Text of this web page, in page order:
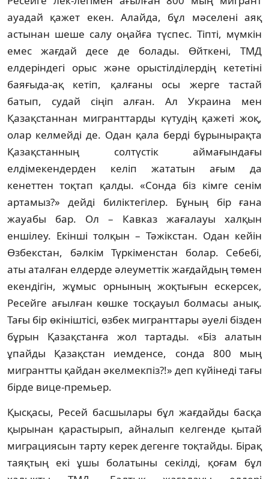
ауадай қажет екен. Алайда, бұл мәселенi аяқ
астынан шеше салу оңайға түспес. Тiптi, мүмкiн
емес жағдай десе де болады. Өйткенi, ТМД
елдерiндегi орыс және орыстiлдiлердiң кететiнi
баяғыда-ақ кетiп, қалғаны осы жерге тастай
батып, судай сiңiп алған. Ал Украина мен
Қазақстаннан мигранттарды күтудiң қажетi жоқ,
олар келмейдi де. Одан қала бердi бұрынырақта
Қазақстанның солтүстiк аймағындағы
елдiмекендерден келiп жататын ағым да
кенеттен тоқтап қалды. «Сонда бiз кiмге сенiм
артамыз?» дейдi билiктегiлер. Бұның бiр ғана
жауабы бар. Ол – Кавказ жағалауы халқын
еншiлеу. Екiншi толқын – Тәжiкстан. Одан кейiн
Өзбекстан, бәлкiм Түркiменстан болар. Себебi,
аты аталған елдерде әлеуметтiк жағдайдың төмен
екендiгiн, жұмыс орнының жоқтығын ескерсек,
Ресейге ағылған көшке тосқауыл болмасы анық.
Тағы бiр өкiнiштiсi, өзбек мигранттары әуелi бiзден
бұрын Қазақстанға жол тартады. «Бiз алатын
ұпайды Қазақстан иемденсе, сонда 800 мың
мигрантты қайдан әкелмекпiз?!» деп күйiнедi тағы
бiрде вице-премьер.
Қысқасы, Ресей басшылары бұл жағдайды басқа
қырынан қарастырып, айналып келгенде қытай
миграциясын тарту керек дегенге тоқтайды. Бiрақ
таяқтың екi ұшы болатыны секiлдi, қоғам бұл